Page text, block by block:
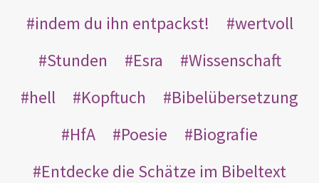
indem du ihn entpackst!
wertvoll
Stunden
Esra
Wissenschaft
hell
Kopftuch
Bibelübersetzung
HfA
Poesie
Biografie
Entdecke die Schätze im Bibeltext